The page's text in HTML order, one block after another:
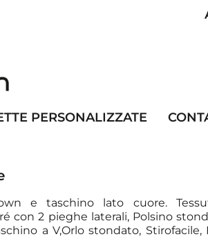
PERSONALIZZATE
e taschino lato cuore.
con 2 pieghe laterali, Polsino
a V,Orlo stondato,